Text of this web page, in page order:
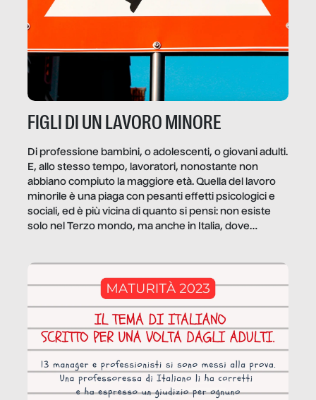
FIGLI DI UN LAVORO MINORE
Di professione bambini, o adolescenti, o giovani adulti.
E, allo stesso tempo, lavoratori, nonostante non
abbiano compiuto la maggiore età. Quella del lavoro
minorile è una piaga con pesanti effetti psicologici e
sociali, ed è più vicina di quanto si pensi: non esiste
solo nel Terzo mondo, ma anche in Italia, dove